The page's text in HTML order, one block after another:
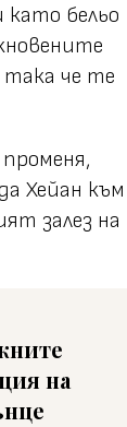
бельо
така че те
Хейан към
залез на
на